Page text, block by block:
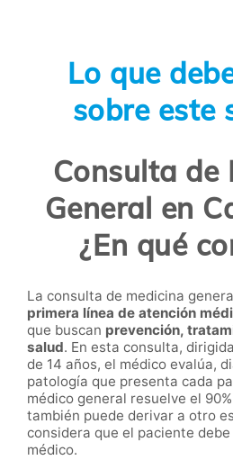
Lo que
sobre este
Consulta de
General en
¿En qué
La consulta de medicina
primera línea de atención
que buscan prevención,
salud. En esta consulta,
de 14 años, el médico evalúa,
patología que presenta cada
médico general resuelve el
también puede derivar a otro
considera que el paciente
médico.